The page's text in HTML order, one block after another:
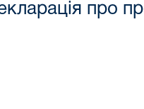
про